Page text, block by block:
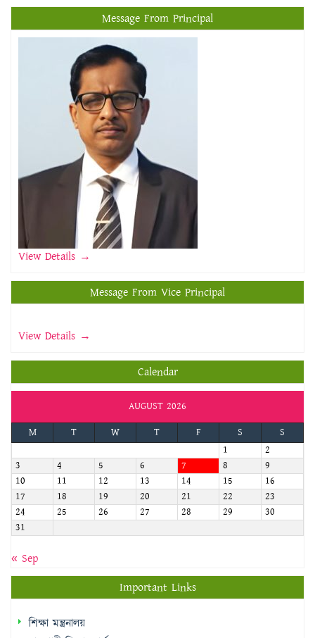
Message From Principal
View Details →
Message From Vice Principal
View Details →
Calendar
AUGUST 2026
M
T W T F S
S
1
2
3
4 5 6 7 8
9
10
11 12 13 14 15
16
17
18 19 20 21 22
23
24
25 26 27 28 29
30
31
« Sep
Important Links
শিক্ষা মন্ত্রনালয়